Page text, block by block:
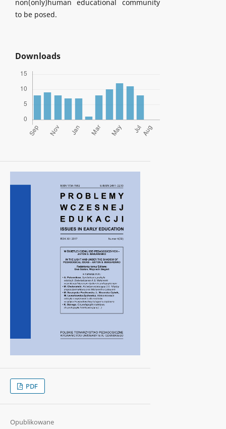
non(only)human educational community
to be posed.
Downloads
PDF
Opublikowane